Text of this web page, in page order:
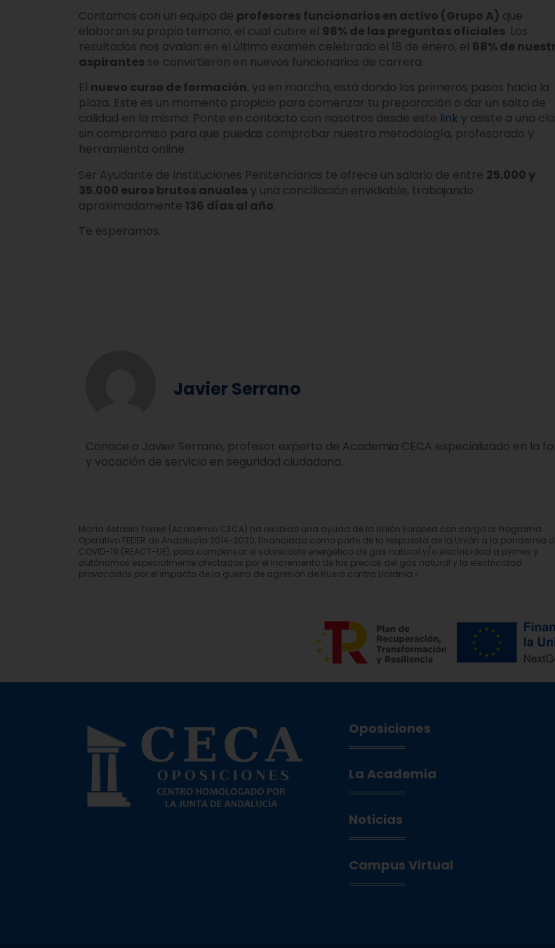
Contamos con un equipo de profesores funcionarios en activo (Grupo A) que
elaboran su propio temario, el cual cubre el 98% de las preguntas oficiales. Los
resultados nos avalan: en el último examen celebrado el 18 de enero, el 68% de
aspirantes se convirtieron en nuevos funcionarios de carrera.
El nuevo curso de formación, ya en marcha, está dando los primeros pasos hacia la
plaza. Este es un momento propicio para comenzar tu preparación o dar un salto de
calidad en la misma. Ponte en contacto con nosotros desde este link y asiste a una
sin compromiso para que puedas comprobar nuestra metodología, profesorado y
herramienta online.
Ser Ayudante de Instituciones Penitenciarias te ofrece un salario de entre 25.000 y
35.000 euros brutos anuales y una conciliación envidiable, trabajando
aproximadamente 136 días al año.
Te esperamos.
Javier Serrano
Conoce a Javier Serrano, profesor experto de Academia CECA especializado en la
y vocación de servicio en seguridad ciudadana.
María Astasio Torres (Academia CECA) ha recibido una ayuda de la Unión Europea con cargo al Programa
Operativo FEDER de Andalucía 2014-2020, financiada como parte de la respuesta de la Unión a la pandemia
COVID-19 (REACT-UE), para compensar el sobrecoste energético de gas natural y/o electricidad a pymes y
autónomos especialmente afectados por el incremento de los precios del gas natural y la electricidad
provocados por el impacto de la guerra de agresión de Rusia contra Ucrania.»
Oposiciones
La Academia
Noticias
Campus Virtual